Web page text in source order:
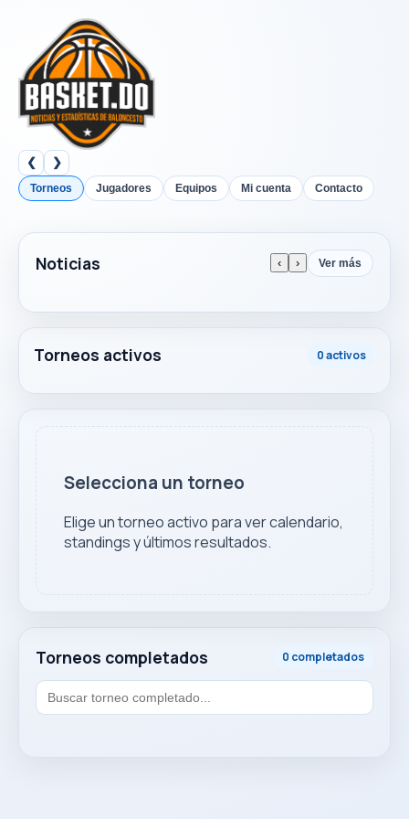
❮ ❯
Torneos Jugadores Equipos Mi cuenta Contacto
Noticias ‹ › Ver más
Torneos activos 0 activos
Torneos completados 0 completados
Selecciona un torneo
Elige un torneo activo para ver calendario,
standings y últimos resultados.